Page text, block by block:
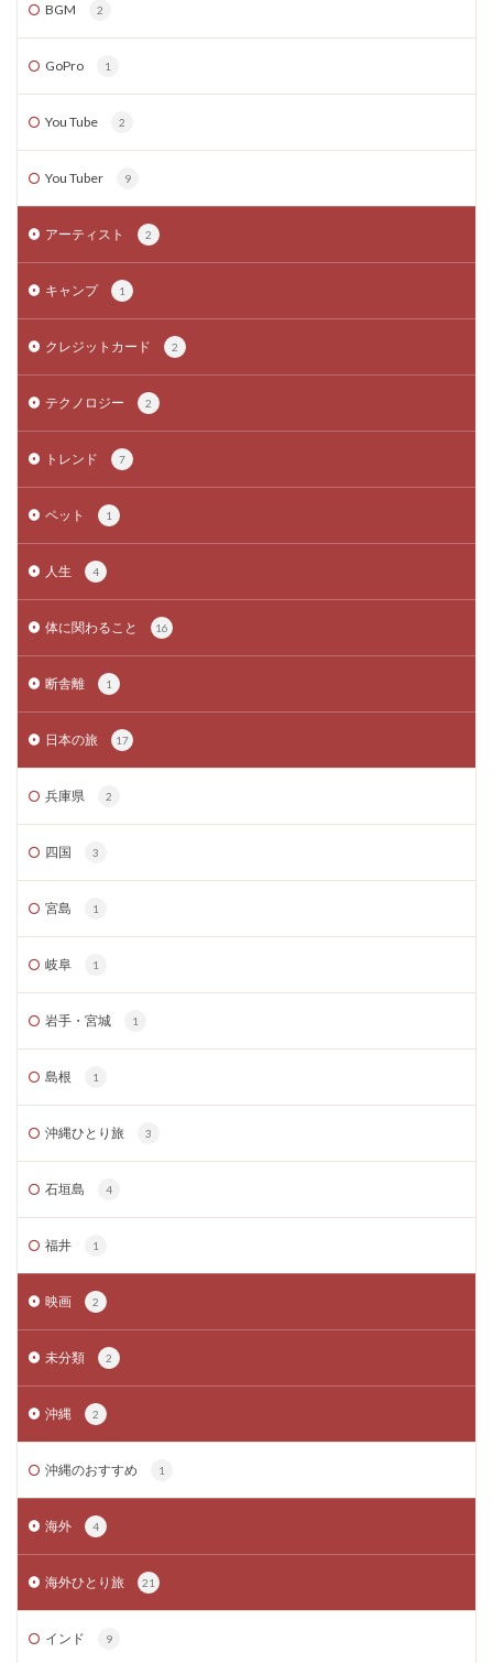
BGM 2
GoPro 1
You Tube 2
You Tuber 9
アーティスト 2
キャンプ 1
クレジットカード 2
テクノロジー 2
トレンド 7
ペット 1
人生 4
体に関わること 16
断舎離 1
日本の旅 17
兵庫県 2
四国 3
宮島 1
岐阜 1
岩手・宮城 1
島根 1
沖縄ひとり旅 3
石垣島 4
福井 1
映画 2
未分類 2
沖縄 2
沖縄のおすすめ 1
海外 4
海外ひとり旅 21
インド 9